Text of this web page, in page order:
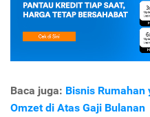
Baca juga: Bisnis
Omzet di Atas Gaji Bulanan